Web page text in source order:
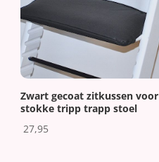
Zwart gecoat zitkussen voor
stokke tripp trapp stoel
27,95